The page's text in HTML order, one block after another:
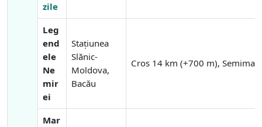
zile
Leg
end
ele
Ne
mir
ei
Stațiunea
Slănic-
Moldova,
Bacău
Cros 14 km (+700 m),
Mar